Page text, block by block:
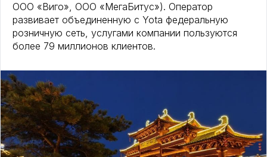
ООО «Виго», ООО «МегаБитус»). Оператор
развивает объединенную с Yota федеральную
розничную сеть, услугами компании пользуются
более 79 миллионов клиентов.